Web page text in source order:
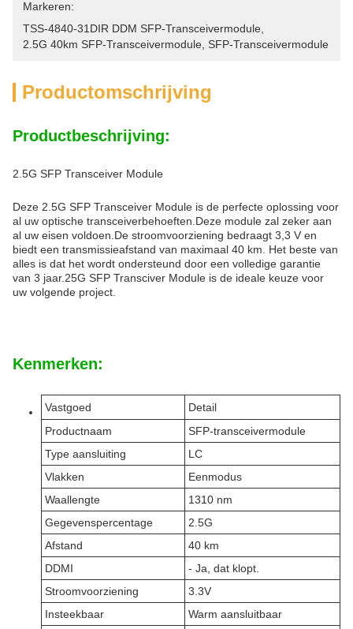
Markeren:
TSS-4840-31DIR DDM SFP-Transceivermodule
2.5G 40km SFP-Transceivermodule SFP-Transceivermodule
Productomschrijving
Productbeschrijving:
2.5G SFP Transceiver Module
Deze 2.5G SFP Transceiver Module is de perfecte oplossing voor
al uw optische transceiverbehoeften.Deze module zal zeker aan
al uw eisen voldoen.De stroomvoorziening bedraagt 3,3 V en
biedt een transmissieafstand van maximaal 40 km. Het beste van
alles is dat het wordt ondersteund door een volledige garantie
van 3 jaar.25G SFP Transciver Module is de ideale keuze voor
uw volgende project.
Kenmerken:
Vastgoed
Detail
Productnaam
SFP-transceivermodule
Type aansluiting
LC
Vlakken
Eenmodus
Waallengte
1310 nm
Gegevenspercentage
2.5G
Afstand
40 km
DDMI
- Ja, dat klopt.
Stroomvoorziening
3.3V
Insteekbaar
Warm aansluitbaar